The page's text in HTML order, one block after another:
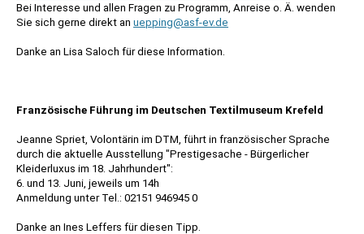
Bei Interesse und allen Fragen zu Programm, Anreise o. Ä. wenden
Sie sich gerne direkt an uepping@asf-ev.de
Danke an Lisa Saloch für diese Information.
Französische Führung im Deutschen Textilmuseum Krefeld
Jeanne Spriet, Volontärin im DTM, führt in französischer Sprache
durch die aktuelle Ausstellung "Prestigesache - Bürgerlicher
Kleiderluxus im 18. Jahrhundert":
6. und 13. Juni, jeweils um 14h
Anmeldung unter Tel.: 02151 946945 0
Danke an Ines Leffers für diesen Tipp.